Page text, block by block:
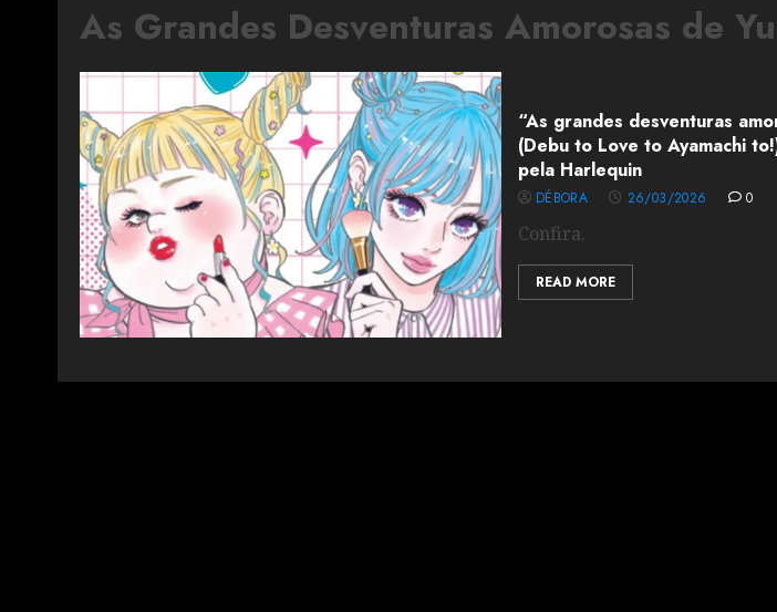
As Grandes Desventuras Amorosas de
“As grandes desventuras
(Debu to Love to Ayamachi
pela Harlequin
DÉBORA 26/03/2026 0
Confira.
READ MORE